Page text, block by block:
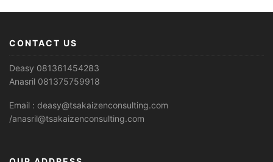
CONTACT US
Deasy 081361454283
Anasril 081375759918
Email : deasy@tsakaizenconsulting.com
/anasril@tsakaizenconsulting.com